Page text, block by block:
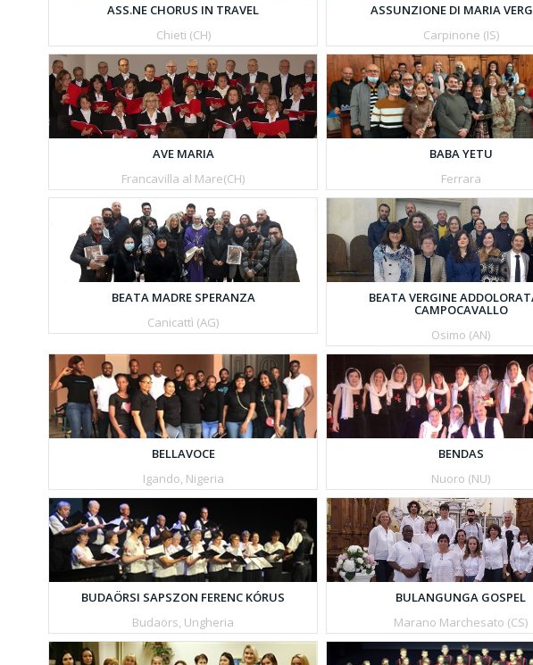
ASS.NE CHORUS IN TRAVEL
Chieti (CH)
ASSUNZIONE DI MARIA
Carpinone (IS)
AVE MARIA
Francavilla al Mare(CH)
BABA YETU
Ferrara
BEATA MADRE SPERANZA
Canicattì (AG)
BEATA VERGINE
CAMPOCAVALLO
Osimo (AN)
BELLAVOCE
Igando, Nigeria
BENDAS
Nuoro (NU)
BUDAÖRSI SAPSZON FERENC KÓRUS
Budaörs, Ungheria
BULANGUNGA GOSPEL
Marano Marchesato (CS)